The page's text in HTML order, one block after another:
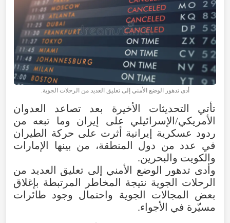
أدى تدهور الوضع الأمني إلى تعليق العديد من الرحلات الجوية.
تأتي التحديثات الأخيرة بعد تصاعد
العدوان
الأمريكي/الإسرائيلي
على إيران وما تبعه
من
ردود عسكرية إيرانية أثرت على حركة الطيران
في
عدد من دول المنطقة، من بينها
الإمارات
والكويت والبحرين.
وأدى تدهور الوضع الأمني إلى تعليق العديد من
الرحلات الجوية نتيجة المخاطر المرتبطة بإغلاق
بعض
المجالات الجوية واحتمال وجود طائرات
مسيّرة في الأجواء.